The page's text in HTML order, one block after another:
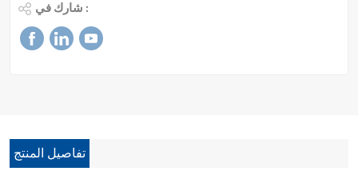
شارك في :
تفاصيل المنتج